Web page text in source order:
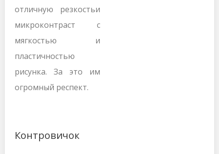
отличную резкостьи
микроконтраст с
мягкостью и
пластичностью
рисунка. За это им
огромный респект.
Контровичок